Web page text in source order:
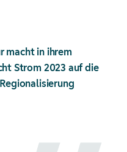
macht in ihrem
Strom 2023 auf die